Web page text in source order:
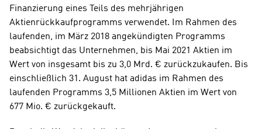
Finanzierung eines Teils des mehrjährigen
Aktienrückkaufprogramms verwendet. Im Rahmen des
laufenden, im März 2018 angekündigten Programms
beabsichtigt das Unternehmen, bis Mai 2021 Aktien im
Wert von insgesamt bis zu 3,0 Mrd. € zurückzukaufen. Bis
einschließlich 31. August hat adidas im Rahmen des
laufenden Programms 3,5 Millionen Aktien im Wert von
677 Mio. € zurückgekauft.